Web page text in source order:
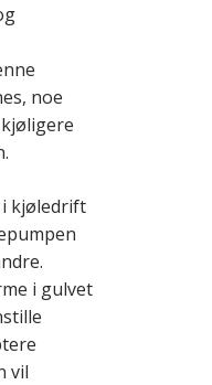
noe
kjøledrift
i gulvet
vil